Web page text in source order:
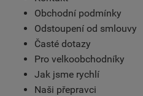
Obchodní podmínky
Odstoupení od smlouvy
Časté dotazy
Pro velkoobchodníky
Jak jsme rychlí
Naši přepravci